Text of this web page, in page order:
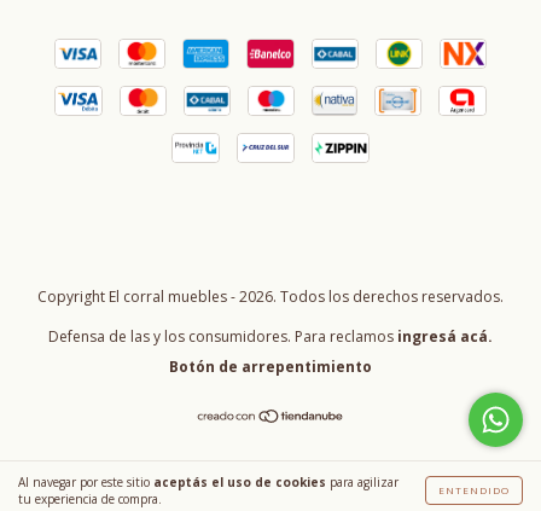
Al navegar por este sitio aceptás el uso de cookies para agilizar
tu experiencia de compra.
ENTENDIDO
Copyright El corral muebles - 2026. Todos los derechos reservados.
Defensa de las y los consumidores. Para reclamos ingresá acá.
Botón de arrepentimiento